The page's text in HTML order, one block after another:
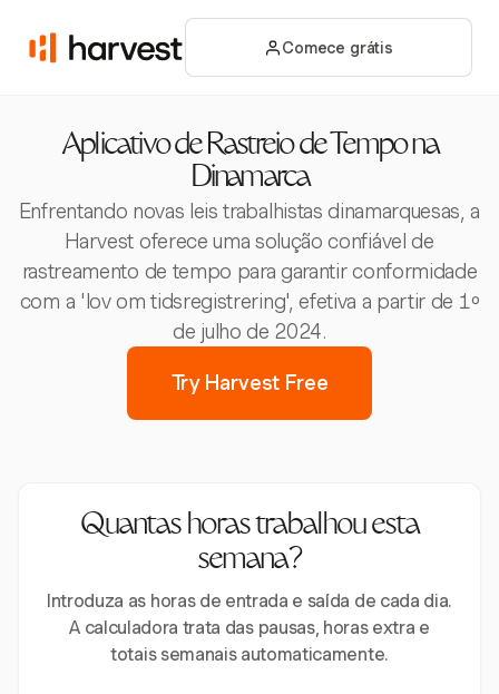
Comece grátis
Aplicativo de Rastreio de Tempo na
Dinamarca
Enfrentando novas leis trabalhistas dinamarquesas, a
Harvest oferece uma solução confiável de
rastreamento de tempo para garantir conformidade
com a 'lov om tidsregistrering', efetiva a partir de 1º
de julho de 2024.
Try Harvest Free
Quantas horas trabalhou esta
semana?
Introduza as horas de entrada e saída de cada dia.
A calculadora trata das pausas, horas extra e
totais semanais automaticamente.